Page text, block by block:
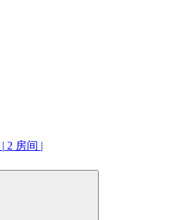
| 2 房间 |